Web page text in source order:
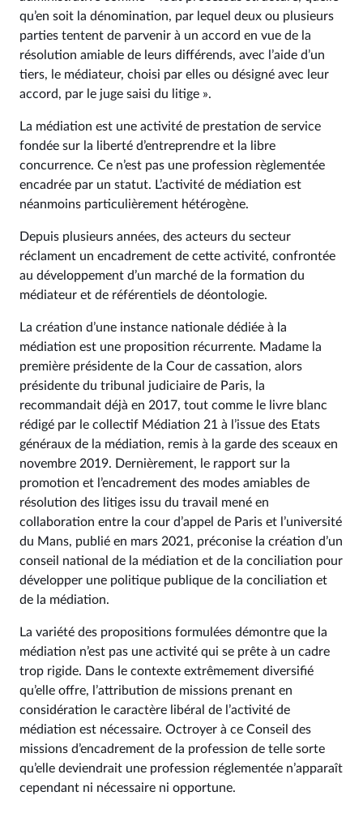
qu’en soit la dénomination, par lequel deux ou plusieurs
parties tentent de parvenir à un accord en vue de la
résolution amiable de leurs différends, avec l’aide d’un
tiers, le médiateur, choisi par elles ou désigné avec leur
accord, par le juge saisi du litige ».
La médiation est une activité de prestation de service
fondée sur la liberté d’entreprendre et la libre
concurrence. Ce n’est pas une profession règlementée
encadrée par un statut. L’activité de médiation est
néanmoins particulièrement hétérogène.
Depuis plusieurs années, des acteurs du secteur
réclament un encadrement de cette activité, confrontée
au développement d’un marché de la formation du
médiateur et de référentiels de déontologie.
La création d’une instance nationale dédiée à la
médiation est une proposition récurrente. Madame la
première présidente de la Cour de cassation, alors
présidente du tribunal judiciaire de Paris, la
recommandait déjà en 2017, tout comme le livre blanc
rédigé par le collectif Médiation 21 à l’issue des Etats
généraux de la médiation, remis à la garde des sceaux en
novembre 2019. Dernièrement, le rapport sur la
promotion et l’encadrement des modes amiables de
résolution des litiges issu du travail mené en
collaboration entre la cour d’appel de Paris et l’université
du Mans, publié en mars 2021, préconise la création d’un
conseil national de la médiation et de la conciliation pour
développer une politique publique de la conciliation et
de la médiation.
La variété des propositions formulées démontre que la
médiation n’est pas une activité qui se prête à un cadre
trop rigide. Dans le contexte extrêmement diversifié
qu’elle offre, l’attribution de missions prenant en
considération le caractère libéral de l’activité de
médiation est nécessaire. Octroyer à ce Conseil des
missions d’encadrement de la profession de telle sorte
qu’elle deviendrait une profession réglementée n’apparaît
cependant ni nécessaire ni opportune.